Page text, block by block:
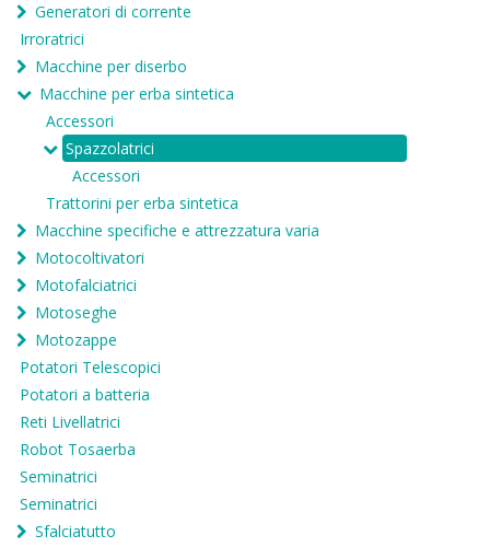
Generatori di corrente
Irroratrici
Macchine per diserbo
Macchine per erba sintetica
Accessori
Spazzolatrici
Accessori
Trattorini per erba sintetica
Macchine specifiche e attrezzatura varia
Motocoltivatori
Motofalciatrici
Motoseghe
Motozappe
Potatori Telescopici
Potatori a batteria
Reti Livellatrici
Robot Tosaerba
Seminatrici
Seminatrici
Sfalciatutto